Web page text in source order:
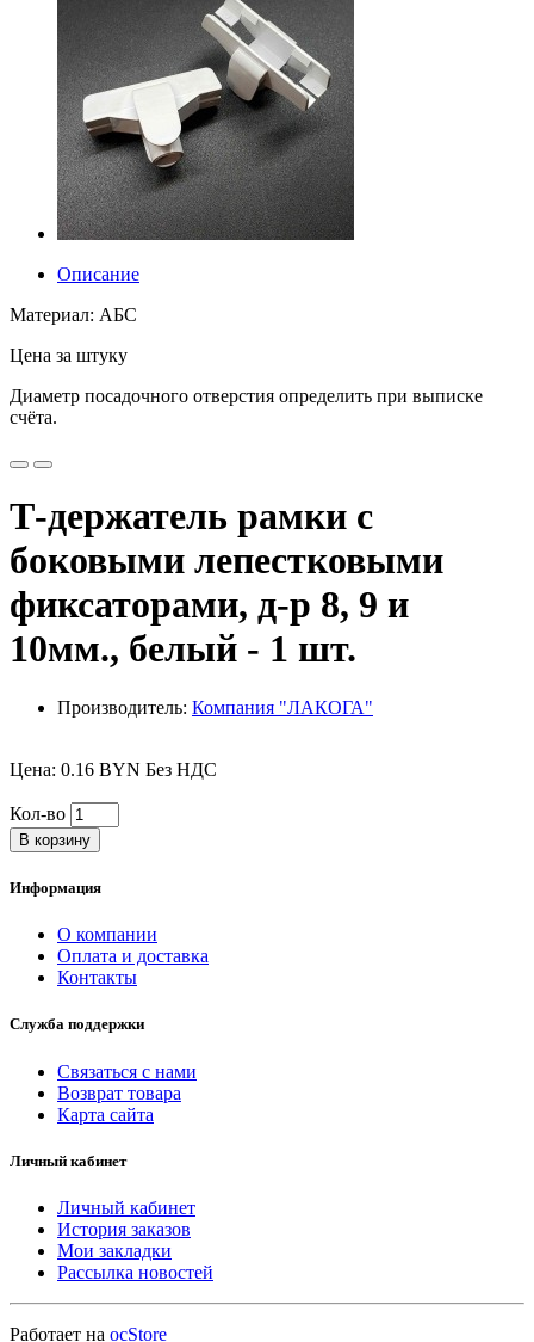
Описание
Материал: АБС
Цена за штуку
Диаметр посадочного отверстия определить при выписке
счёта.
Т-держатель рамки с
боковыми лепестковыми
фиксаторами, д-р 8, 9 и
10мм., белый - 1 шт.
Производитель: Компания "ЛАКОГА"
Цена: 0.16 BYN Без НДС
Кол-во
В корзину
Информация
О компании
Оплата и доставка
Контакты
Служба поддержки
Связаться с нами
Возврат товара
Карта сайта
Личный кабинет
Личный кабинет
История заказов
Мои закладки
Рассылка новостей
Работает на ocStore